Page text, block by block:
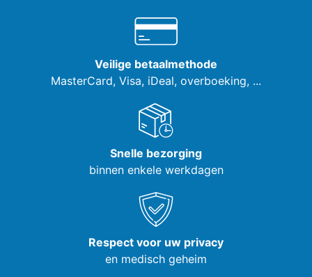
Veilige betaalmethode
MasterCard, Visa, iDeal, overboeking, ...
Snelle bezorging
binnen enkele werkdagen
Respect voor uw privacy
en medisch geheim